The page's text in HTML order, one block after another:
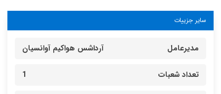
سایر جزییات
مدیرعامل آرداشس هواکیم آوانسیان
تعداد شعبات 1